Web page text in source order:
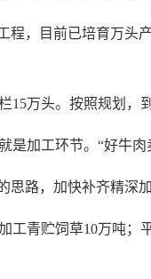
，目前已培育万头
万头。按照规划，到
工环节。“好牛肉
路，加快补齐精深
青贮饲草10万吨；